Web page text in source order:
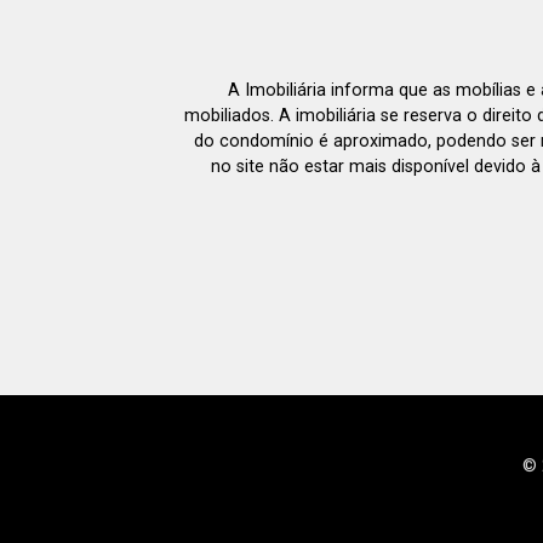
A Imobiliária informa que as mobílias
mobiliados. A imobiliária se reserva o
do condomínio é aproximado, podendo
no site não estar mais disponível devido
©